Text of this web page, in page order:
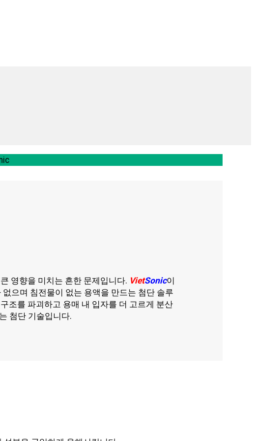
영향을 미치는 흔한 문제입니다. VietSonic이
으며 침전물이 없는 용액을 만드는 첨단 솔루
조를 파괴하고 용매 내 입자를 더 고르게 분산
첨단 기술입니다.